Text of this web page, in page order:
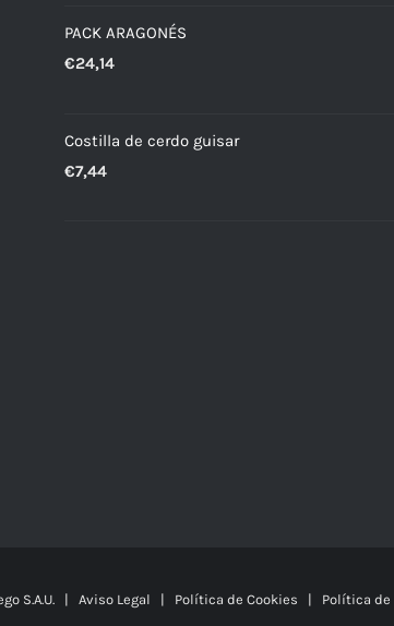
PACK ARAGONÉS
€24,14
Costilla de cerdo guisar
€7,44
S.A.U. | Aviso Legal | Política de Cookies | Política